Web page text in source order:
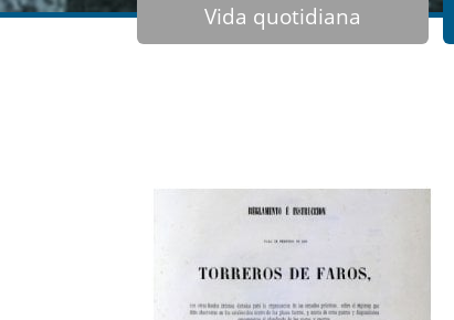
Vida quotidiana